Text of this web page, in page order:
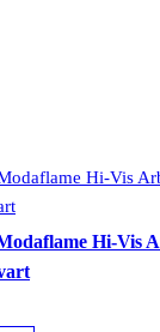
Hi-Vis